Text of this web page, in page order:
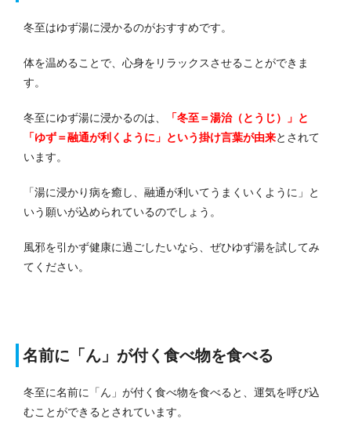
冬至はゆず湯に浸かるのがおすすめです。
体を温めることで、心身をリラックスさせることができま
す。
冬至にゆず湯に浸かるのは、
「冬至＝湯治（とうじ）」と
「ゆず＝融通が利くように」という掛け言葉が由来とされて
います。
「湯に浸かり病を癒し、融通が利いてうまくいくように」と
いう願いが込められているのでしょう。
風邪を引かず健康に過ごしたいなら、ぜひゆず湯を試してみ
てください。
名前に「ん」が付く食べ物を食べる
冬至に名前に「ん」が付く食べ物を食べると、運気を呼び込
むことができるとされています。